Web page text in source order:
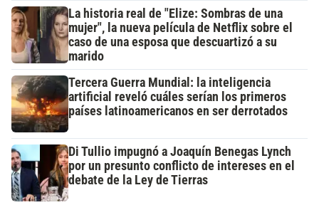
La historia real de "Elize: Sombras de una
mujer", la nueva película de Netflix sobre el
caso de una esposa que descuartizó a su
marido
Tercera Guerra Mundial: la inteligencia
artificial reveló cuáles serían los primeros
países latinoamericanos en ser derrotados
Di Tullio impugnó a Joaquín Benegas Lynch
por un presunto conflicto de intereses en el
debate de la Ley de Tierras